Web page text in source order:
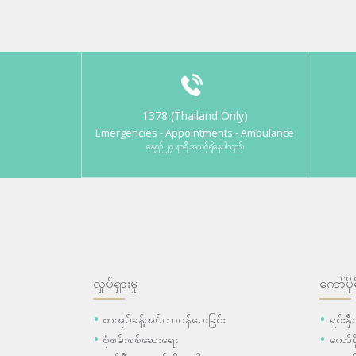
1378 (Thailand Only)
Emergencies - Appointments - Ambulance
နေ့စဉ် ၂၄ နာရီ အသင့်ရှိနေပါသည်။
လှုပ်ရှားမှု
စာအုပ်ခန့်အပ်တာဝန်ပေးခြင်း
စုံစမ်းစစ်ဆေးရေး
ကော်
ရင်း
ကေ